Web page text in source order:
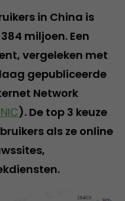
in China is
miljoen. Een
vergeleken met
gepubliceerde
Network
). De top 3 keuze
als ze online